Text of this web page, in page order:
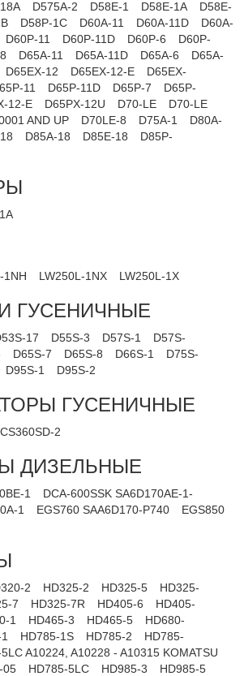
D575A-2 D58E-1 D58E-1A
D58E-
D58P-1C D60A-11 D60A-11D
D60A-
D60P-11 D60P-11D D60P-6
D60P-
D65A-11 D65A-11D D65A-6
D65A-
D65EX-12 D65EX-12-E
D65EX-
11 D65P-11D D65P-7
D65P-
12-E D65PX-12U D70-LE
D70-LE
AND UP
D70LE-8 D75A-1
D80A-
D85A-18 D85E-18
D85P-
1NH LW250L-1NX LW250L-1X
ГУСЕНИЧНЫЕ
17 D55S-3 D57S-1
D57S-
D65S-7 D65S-8 D66S-1
D75S-
D95S-1 D95S-2
ГУСЕНИЧНЫЕ
CS360SD-2
ДИЗЕЛЬНЫЕ
1
DCA-600SSK SA6D170AE-1-
1 EGS760 SAA6D170-P740
EGS850
2 HD325-2 HD325-5
HD325-
7 HD325-7R HD405-6
HD405-
1 HD465-3 HD465-5
HD680-
HD785-1S HD785-2
HD785-
A10224, A10228 - A10315 KOMATSU
05
HD785-5LC HD985-3 HD985-5